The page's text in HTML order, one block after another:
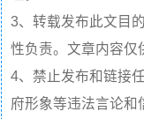
3、转载发布此文目
性负责。文章内容仅
4、禁止发布和链接
府形象等违法言论和